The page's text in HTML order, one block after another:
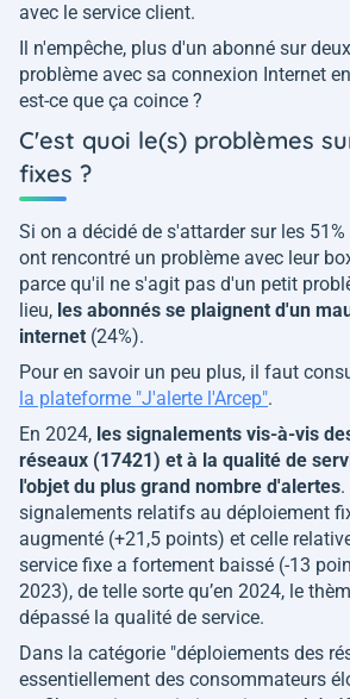
avec le service client.
Il n'empêche, plus d'un abonné sur
problème avec sa connexion Internet
est-ce que ça coince ?
C'est quoi le(s) problèmes
fixes ?
Si on a décidé de s'attarder sur les
ont rencontré un problème avec leur
parce qu'il ne s'agit pas d'un petit
lieu, les abonnés se plaignent d'un
internet (24%).
Pour en savoir un peu plus, il faut
la plateforme "J'alerte l'Arcep".
En 2024, les signalements vis-à-vis
réseaux (17421) et à la qualité de
l'objet du plus grand nombre d'alertes
signalements relatifs au déploiement
augmenté (+21,5 points) et celle
service fixe a fortement baissé (-13
2023), de telle sorte qu’en 2024, le
dépassé la qualité de service.
Dans la catégorie "déploiements des
essentiellement des consommateurs